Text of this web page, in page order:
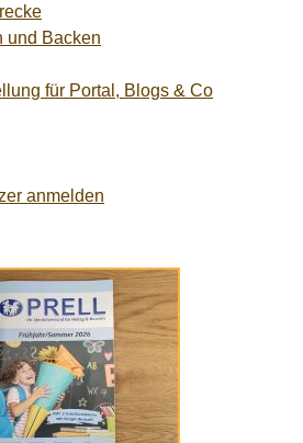
und Backen
für Portal, Blogs & Co
anmelden